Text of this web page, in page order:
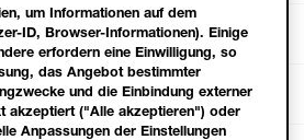
96
98
um Informationen auf dem
ID, Browser-Informationen). Einige
erfordern eine Einwilligung, so
das Angebot bestimmter
und die Einbindung externer
akzeptiert ("Alle akzeptieren") oder
Anpassungen der Einstellungen